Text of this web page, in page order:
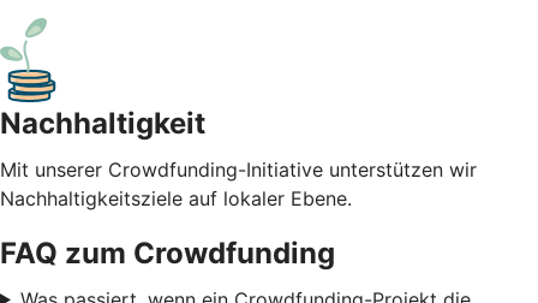
Nachhaltigkeit
Mit unserer Crowdfunding-Initiative unterstützen wir
Nachhaltigkeitsziele auf lokaler Ebene.
FAQ zum Crowdfunding